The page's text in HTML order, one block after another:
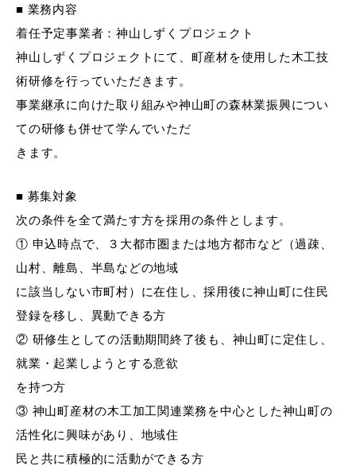
■ 業務内容
着任予定事業者：神山しずくプロジェクト
神山しずくプロジェクトにて、町産材を使用した木工技
術研修を行っていただきます。
事業継承に向けた取り組みや神山町の森林業振興につい
ての研修も併せて学んでいただ
きます。
■ 募集対象
次の条件を全て満たす方を採用の条件とします。
① 申込時点で、３大都市圏または地方都市など（過疎、
山村、離島、半島などの地域
に該当しない市町村）に在住し、採用後に神山町に住民
登録を移し、異動できる方
② 研修生としての活動期間終了後も、神山町に定住し、
就業・起業しようとする意欲
を持つ方
③ 神山町産材の木工加工関連業務を中心とした神山町の
活性化に興味があり、地域住
民と共に積極的に活動ができる方